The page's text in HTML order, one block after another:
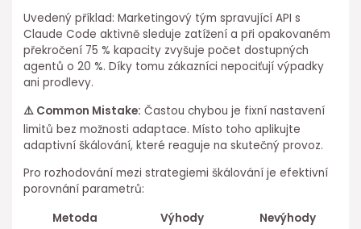
Uvedený příklad: Marketingový tým spravující API s
Claude Code aktivně sleduje zatížení a při opakovaném
překročení 75 % kapacity zvyšuje ⁢počet dostupných
agentů o 20 %. Díky tomu zákazníci nepociťují výpadky
ani prodlevy.
⚠️ Common Mistake: Častou chybou ⁣je fixní nastavení
limitů bez možnosti adaptace. Místo toho aplikujte
adaptivní škálování, které reaguje na skutečný provoz.
Pro rozhodování mezi strategiemi škálování je efektivní
porovnání parametrů:
Metoda
Výhody
Nevýhody